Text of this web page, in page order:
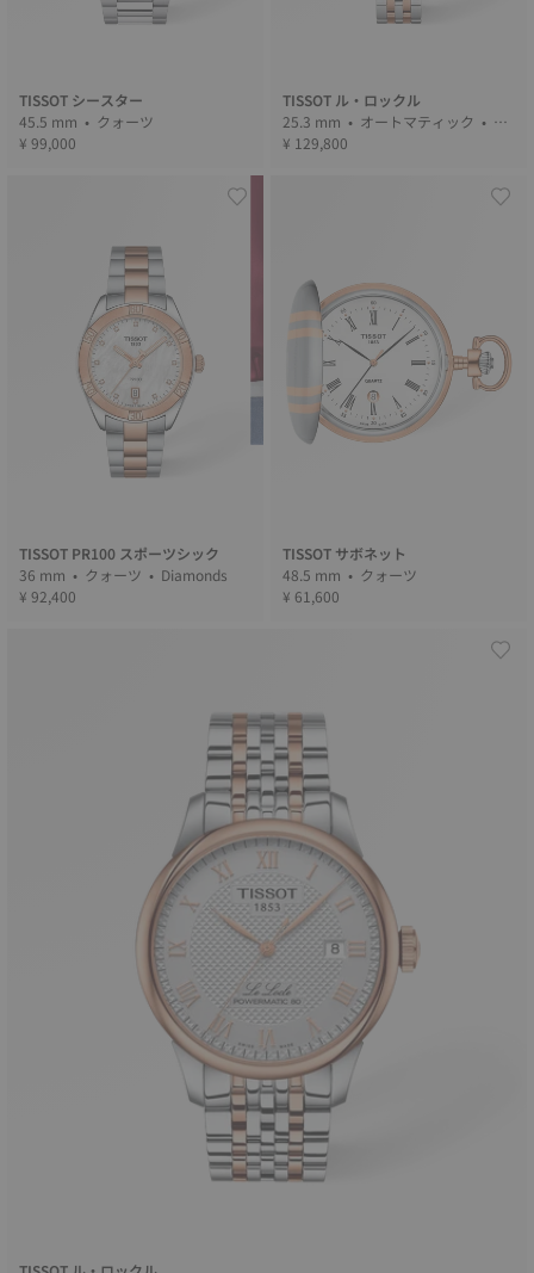
TISSOT シースター
45.5 mm • クォーツ
¥ 99,000
TISSOT ル・ロックル
25.3 mm • オートマティック • Dia
monds
¥ 129,800
TISSOT PR100 スポーツシック
36 mm • クォーツ • Diamonds
¥ 92,400
TISSOT サボネット
48.5 mm • クォーツ
¥ 61,600